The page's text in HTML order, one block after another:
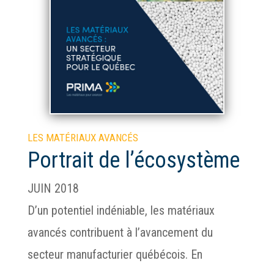
LES MATÉRIAUX AVANCÉS
Portrait de l’écosystème
JUIN 2018
D’un potentiel indéniable, les matériaux
avancés contribuent à l’avancement du
secteur manufacturier québécois. En